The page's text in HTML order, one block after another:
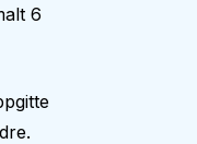
6